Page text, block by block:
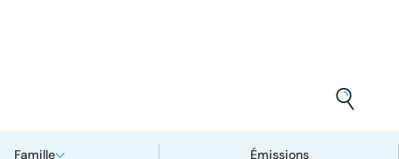
Famille Émissions